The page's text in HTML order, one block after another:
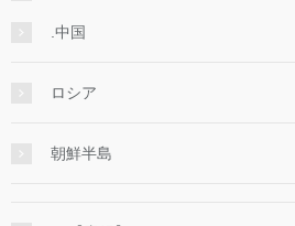
.中国
ロシア
朝鮮半島